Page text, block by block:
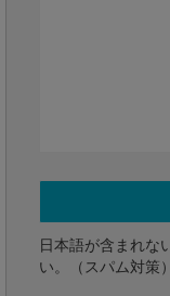
日本語が含まれな
い。（スパム対策）